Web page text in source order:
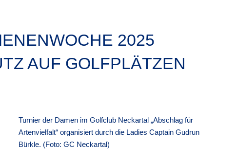
2025
AUF GOLFPLÄTZEN
Turnier der Damen im Golfclub Neckartal „Abschlag für
Artenvielfalt“ organisiert durch die Ladies Captain Gudrun
Bürkle. (Foto: GC Neckartal)